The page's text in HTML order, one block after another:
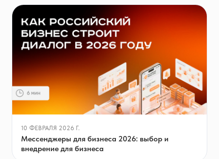
10 ФЕВРАЛЯ 2026 Г.
Мессенджеры для бизнеса 2026: выбор и
внедрение для бизнеса